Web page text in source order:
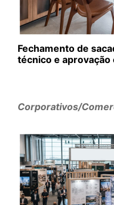
Fechamento de
técnico e aprovação
Corporativos/